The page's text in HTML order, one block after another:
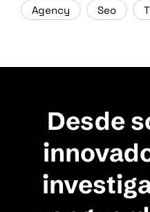
Agency Seo
Desde